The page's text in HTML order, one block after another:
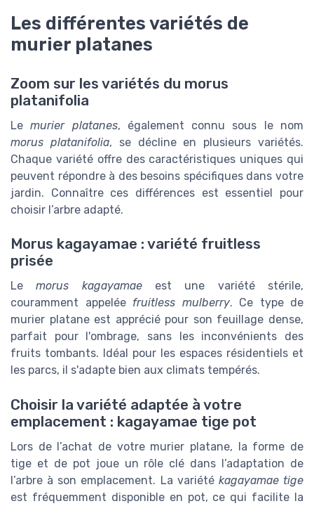
Les différentes variétés de
murier platanes
Zoom sur les variétés du morus
platanifolia
Lemurier platanes, également connu sous le nom
morus platanifolia, se décline en plusieurs variétés.
Chaque variété offre des caractéristiques uniques qui
peuvent répondre à des besoins spécifiques dans votre
jardin. Connaître ces différences est essentiel pour
choisir l’arbre adapté.
Morus kagayamae : variété fruitless
prisée
Lemorus kagayamaeest une variété stérile,
couramment appelée fruitless mulberry. Ce type de
murier platane est apprécié pour son feuillage dense,
parfait pour l'ombrage, sans les inconvénients des
fruits tombants. Idéal pour les espaces résidentiels et
les parcs, il s'adapte bien aux climats tempérés.
Choisir la variété adaptée à votre
emplacement : kagayamae tige pot
Lors de l’achat de votre murier platane, la forme de
tige et de pot joue un rôle clé dans l’adaptation de
l’arbre à son emplacement. La variété kagayamae tige
est fréquemment disponible en pot, ce qui facilite la